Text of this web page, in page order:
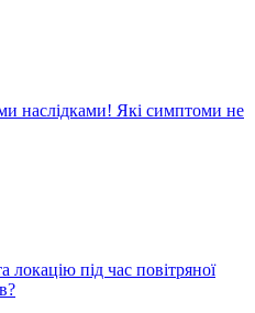
наслідками! Які симптоми не
під час повітряної